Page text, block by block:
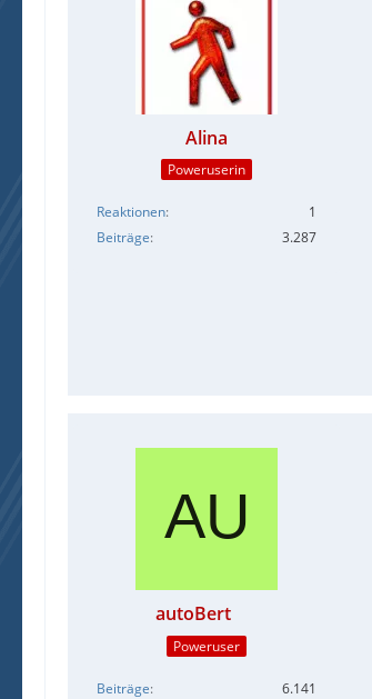
Alina
Poweruserin
Reaktionen
1
Beiträge
3.287
autoBert
Poweruser
Beiträge 6.141